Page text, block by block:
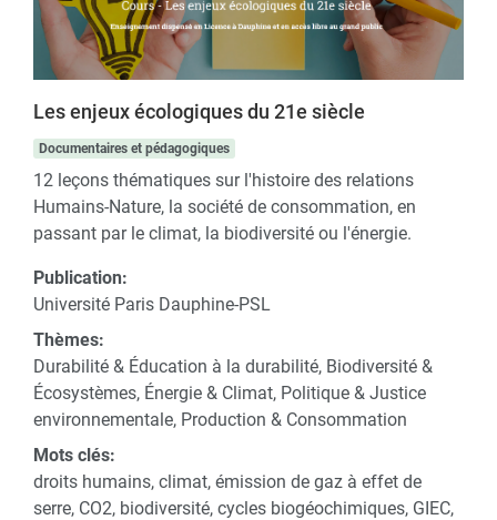
Les enjeux écologiques du 21e siècle
Documentaires et pédagogiques
12 leçons thématiques sur l'histoire des relations
Humains-Nature, la société de consommation, en
passant par le climat, la biodiversité ou l'énergie.
Publication:
Université Paris Dauphine-PSL
Thèmes:
Durabilité & Éducation à la durabilité, Biodiversité &
Écosystèmes, Énergie & Climat, Politique & Justice
environnementale, Production & Consommation
Mots clés:
droits humains, climat, émission de gaz à effet de
serre, CO2, biodiversité, cycles biogéochimiques, GIEC,